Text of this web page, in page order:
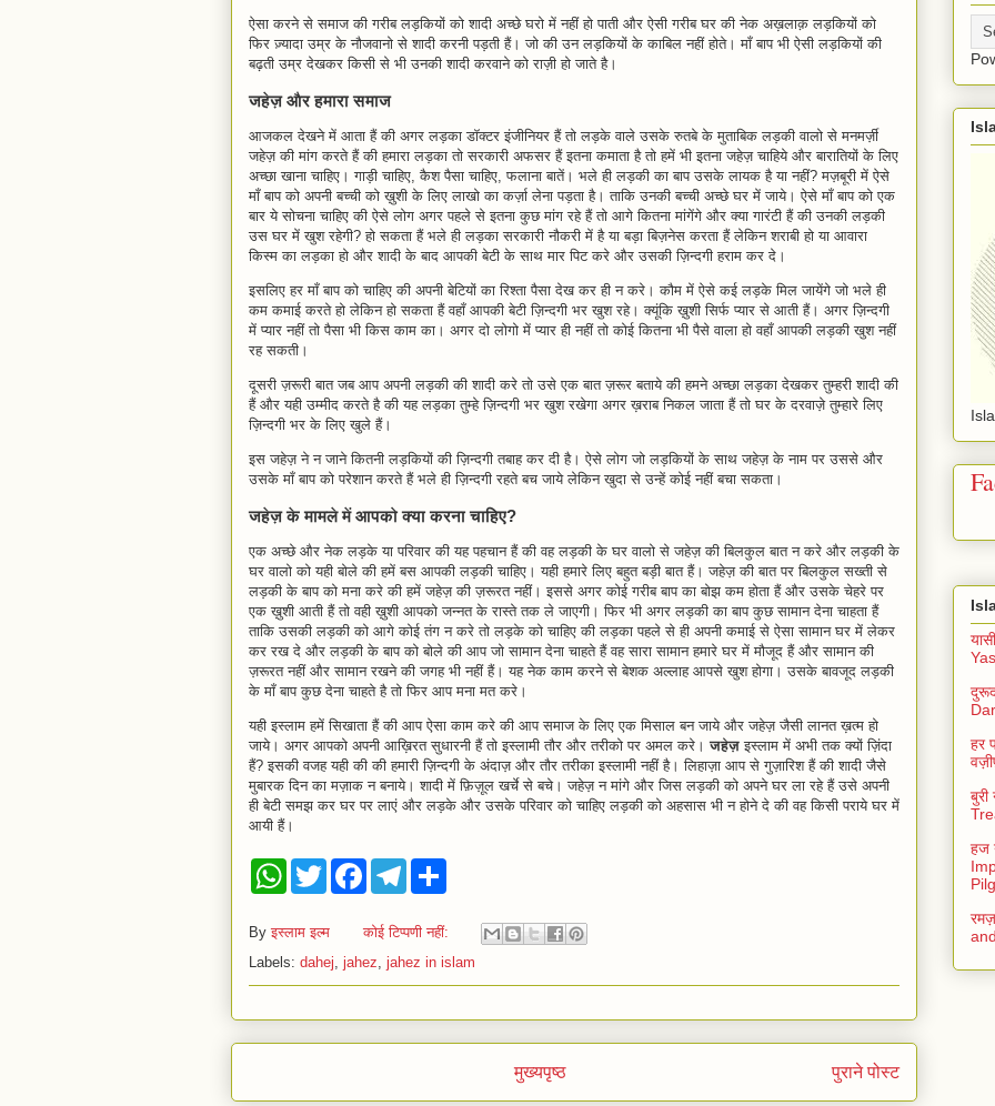
ऐसा करने से समाज की गरीब लड़कियों को शादी अच्छे घरो में नहीं हो पाती और ऐसी गरीब घर की नेक अख़लाक़ लड़कियों को
फिर ज़्यादा उम्र के नौजवानो से शादी करनी पड़ती हैं। जो की उन लड़कियों के काबिल नहीं होते। माँ बाप भी ऐसी लड़कियों की
बढ़ती उम्र देखकर किसी से भी उनकी शादी करवाने को राज़ी हो जाते है।
जहेज़ और हमारा समाज
आजकल देखने में आता हैं की अगर लड़का डॉक्टर इंजीनियर हैं तो लड़के वाले उसके रुतबे के मुताबिक लड़की वालो से मनमर्ज़ी
जहेज़ की मांग करते हैं की हमारा लड़का तो सरकारी अफसर हैं इतना कमाता है तो हमें भी इतना जहेज़ चाहिये और बारातियों के लिए
अच्छा खाना चाहिए। गाड़ी चाहिए, कैश पैसा चाहिए, फलाना बातें। भले ही लड़की का बाप उसके लायक है या नहीं? मज़बूरी में ऐसे
माँ बाप को अपनी बच्ची को ख़ुशी के लिए लाखो का कर्ज़ा लेना पड़ता है। ताकि उनकी बच्ची अच्छे घर में जाये। ऐसे माँ बाप को एक
बार ये सोचना चाहिए की ऐसे लोग अगर पहले से इतना कुछ मांग रहे हैं तो आगे कितना मांगेंगे और क्या गारंटी हैं की उनकी लड़की
उस घर में खुश रहेगी? हो सकता हैं भले ही लड़का सरकारी नौकरी में है या बड़ा बिज़नेस करता हैं लेकिन शराबी हो या आवारा
किस्म का लड़का हो और शादी के बाद आपकी बेटी के साथ मार पिट करे और उसकी ज़िन्दगी हराम कर दे।
इसलिए हर माँ बाप को चाहिए की अपनी बेटियों का रिश्ता पैसा देख कर ही न करे। कौम में ऐसे कई लड़के मिल जायेंगे जो भले ही
कम कमाई करते हो लेकिन हो सकता हैं वहाँ आपकी बेटी ज़िन्दगी भर खुश रहे। क्यूंकि ख़ुशी सिर्फ प्यार से आती हैं। अगर ज़िन्दगी
में प्यार नहीं तो पैसा भी किस काम का। अगर दो लोगो में प्यार ही नहीं तो कोई कितना भी पैसे वाला हो वहाँ आपकी लड़की खुश नहीं
रह सकती।
दूसरी ज़रूरी बात जब आप अपनी लड़की की शादी करे तो उसे एक बात ज़रूर बताये की हमने अच्छा लड़का देखकर तुम्हरी शादी की
हैं और यही उम्मीद करते है की यह लड़का तुम्हे ज़िन्दगी भर खुश रखेगा अगर ख़राब निकल जाता हैं तो घर के दरवाज़े तुम्हारे लिए
ज़िन्दगी भर के लिए खुले हैं।
इस जहेज़ ने न जाने कितनी लड़कियों की ज़िन्दगी तबाह कर दी है। ऐसे लोग जो लड़कियों के साथ जहेज़ के नाम पर उससे और
उसके माँ बाप को परेशान करते हैं भले ही ज़िन्दगी रहते बच जाये लेकिन खुदा से उन्हें कोई नहीं बचा सकता।
जहेज़ के मामले में आपको क्या करना चाहिए?
एक अच्छे और नेक लड़के या परिवार की यह पहचान हैं की वह लड़की के घर वालो से जहेज़ की बिलकुल बात न करे और लड़की के
घर वालो को यही बोले की हमें बस आपकी लड़की चाहिए। यही हमारे लिए बहुत बड़ी बात हैं। जहेज़ की बात पर बिलकुल सख्ती से
लड़की के बाप को मना करे की हमें जहेज़ की ज़रूरत नहीं। इससे अगर कोई गरीब बाप का बोझ कम होता हैं और उसके चेहरे पर
एक ख़ुशी आती हैं तो वही ख़ुशी आपको जन्नत के रास्ते तक ले जाएगी। फिर भी अगर लड़की का बाप कुछ सामान देना चाहता हैं
ताकि उसकी लड़की को आगे कोई तंग न करे तो लड़के को चाहिए की लड़का पहले से ही अपनी कमाई से ऐसा सामान घर में लेकर
कर रख दे और लड़की के बाप को बोले की आप जो सामान देना चाहते हैं वह सारा सामान हमारे घर में मौजूद हैं और सामान की
ज़रूरत नहीं और सामान रखने की जगह भी नहीं हैं। यह नेक काम करने से बेशक अल्लाह आपसे खुश होगा। उसके बावजूद लड़की
के माँ बाप कुछ देना चाहते है तो फिर आप मना मत करे ।
यही इस्लाम हमें सिखाता हैं की आप ऐसा काम करे की आप समाज के लिए एक मिसाल बन जाये और जहेज़ जैसी लानत ख़त्म हो
जाये। अगर आपको अपनी आख़िरत सुधारनी हैं तो इस्लामी तौर और तरीको पर अमल करे । जहेज़ इस्लाम में अभी तक क्यों ज़िंदा
हैं? इसकी वजह यही की की हमारी ज़िन्दगी के अंदाज़ और तौर तरीका इस्लामी नहीं है। लिहाज़ा आप से गुज़ारिश हैं की शादी जैसे
मुबारक दिन का मज़ाक न बनाये। शादी में फ़िज़ूल खर्चे से बचे। जहेज़ न मांगे और जिस लड़की को अपने घर ला रहे हैं उसे अपनी
ही बेटी समझ कर घर पर लाएं और लड़के और उसके परिवार को चाहिए लड़की को अहसास भी न होने दे की वह किसी पराये घर में
आयी हैं।
W
s
A
p
T
w
t
e
r
F
e
b
o
k
T
g
r
m
e
Byइस्लाम इल्म
कोई टिप्पणी नहीं:
Labels: dahej, jahez, jahez in islam
पुराने पोस्ट
मुख्यपृष्ठ
हर
हज